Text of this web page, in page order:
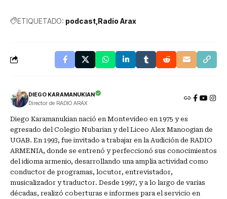
ETIQUETADO: podcast Radio Arax
DIEGO KARAMANUKIAN
Director de RADIO ARAX
Diego Karamanukian nació en Montevideo en 1975 y es
egresado del Colegio Nubarian y del Liceo Alex Manoogian de
UGAB. En 1993, fue invitado a trabajar en la Audición de RADIO
ARMENIA, donde se entrenó y perfeccionó sus conocimientos
del idioma armenio, desarrollando una amplia actividad como
conductor de programas, locutor, entrevistador,
musicalizador y traductor. Desde 1997, y a lo largo de varias
décadas, realizó coberturas e informes para el servicio en